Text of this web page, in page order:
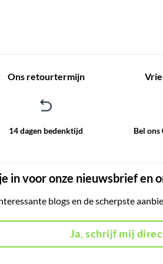
Ons retourtermijn
14 dagen bedenktijd Bel
in voor onze nieuwsbrief en
blogs en de scherpste
Ja, schrijf mij